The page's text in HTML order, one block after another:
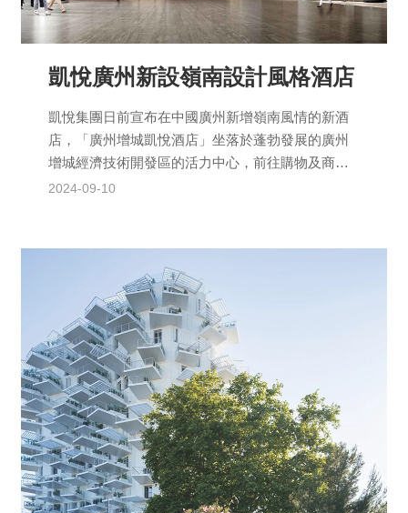
凱悅廣州新設嶺南設計風格酒店
凱悅集團日前宣布在中國廣州新增嶺南風情的新酒
店，「廣州增城凱悅酒店」坐落於蓬勃發展的廣州
增城經濟技術開發區的活力中心，前往購物及商業
中心十分方便，僅需10分鐘車程即可抵達廣州東部
2024-09-10